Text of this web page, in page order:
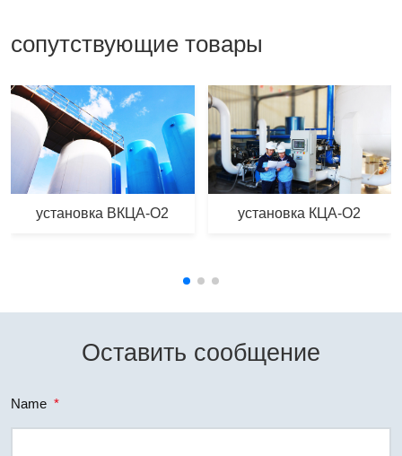
сопутствующие товары
установка ВКЦА-О2 установка КЦА-О2
Оставить сообщение
Name *